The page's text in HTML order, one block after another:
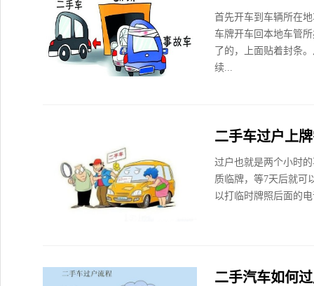
首先开车到车辆所在
车牌开车回本地车管
了的，上面贴着封条
续...
二手车过户上
过户也就是两个小时
质临牌，等7天后就可
以打临时牌照后面的
二手汽车如何